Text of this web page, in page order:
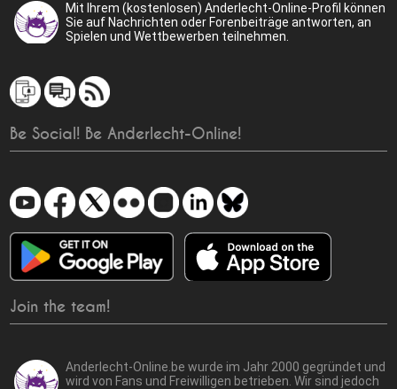
Mit Ihrem (kostenlosen) Anderlecht-Online-Profil können
Sie auf Nachrichten oder Forenbeiträge antworten, an
Spielen und Wettbewerben teilnehmen.
Be Social! Be Anderlecht-Online!
Join the team!
Anderlecht-Online.be wurde im Jahr 2000 gegründet und
wird von Fans und Freiwilligen betrieben. Wir sind jedoch